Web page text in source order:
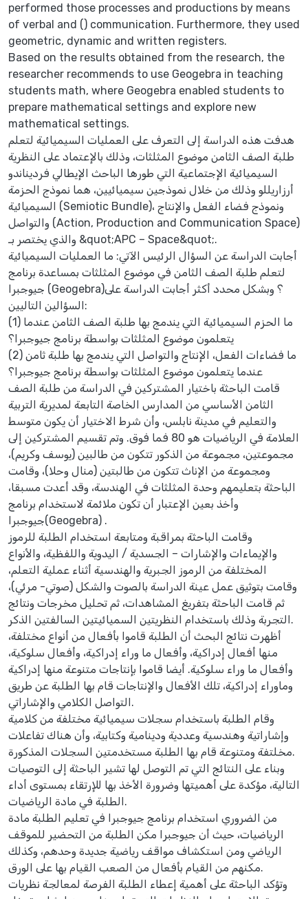
performed those processes and productions by means
of verbal and () communication. Furthermore, they used
geometric, dynamic and written registers.
Based on the results obtained from the research, the
researcher recommends to use Geogebra in teaching
students math, where Geogebra enabled students to
prepare mathematical settings and explore new
mathematical settings.
هدفت هذه الدراسة إلى التعرف على العمليات السيميائية لتعلم
طلبة الصف الثامن موضوع المثلثات، وذلك بالإعتماد على النظرية
السيميائية الإجتماعية التي طورها الباحث الإيطالي فرديناندو
أرزاريللو وذلك من خلال نموذجين سيميائيين، هما نموذج الحزمة
السيميائية (Semiotic Bundle)، ونموذج فضاء الفعل والإنتاج
والتواصل (Action, Production and Communication Space)
والذي يختصر بـ &quot;APC – Space&quot;.
أجابت الدراسة عن السؤال الرئيس الآتي: ما العمليات السيميائية
لتعلم طلبة الصف الثامن في موضوع المثلثات بمساعدة برنامج
جيوجبرا (Geogebra)؟ وبشكل محدد أكثر أجابت الدراسة على
السؤالين التاليين:
(1) ما الحزم السيميائية التي يندمج بها طلبة الصف الثامن عندما
يتعلمون موضوع المثلثات بواسطة برنامج جيوجبرا؟
(2) ما فضاءات الفعل، الإنتاج والتواصل التي يندمج بها طلبة ثامن
عندما يتعلمون موضوع المثلثات بواسطة برنامج جيوجبرا؟
قامت الباحثة باختيار المشتركين في الدراسة من طلبة الصف
الثامن الأساسي من المدارس الخاصة التابعة لمديرية التربية
والتعليم في مدينة نابلس، وأن شرط الاختيار أن يكون متوسط
العلامة في الرياضيات هو 80 فما فوق. وتم تقسيم المشتركين إلى
مجموعتين، مجموعة من الذكور تتكون من طالبين (يوسف وكريم)،
ومجموعة من الإناث تتكون من طالبتين (منال وحلا)، وقامت
الباحثة بتعليمهم وحدة المثلثات في الهندسة، وقد أعدت مسبقا،
وأخذ بعين الإعتبار أن تكون ملائمة لاستخدام برنامج
جيوجبرا(Geogebra) .
وقامت الباحثة بمراقبة ومتابعة استخدام الطلبة للرموز
والإيماءات والإشارات – الجسدية / اليدوية واللفظية، والأنواع
المختلفة من الرموز الجبرية والهندسية أثناء عملية التعلم،
وقامت بتوثيق عمل عينة الدراسة بالصوت والشكل (صوتي- مرئي)،
ثم قامت الباحثة بتفريغ المشاهدات، ثم تحليل مخرجات ونتائج
التجربة وذلك باستخدام النظريتين السميائيتين السالفتين الذكر.
أظهرت نتائج البحث أن الطلبة قاموا بأفعال من أنواع مختلفة،
منها أفعال إدراكية، وأفعال ما وراء إدراكية، وأفعال سلوكية،
وأفعال ما وراء سلوكية. أيضا قاموا بإنتاجات متنوعة منها إدراكية
وماوراء إدراكية، تلك الأفعال والإنتاجات قام بها الطلبة عن طريق
التواصل الكلامي والإشاراتي.
وقام الطلبة باستخدام سجلات سيميائية مختلفة من كلامية
وإشاراتية وهندسية وعددية ودينامية وكتابية، وأن هناك تفاعلات
مخلتفة ومتنوعة قام بها الطلبة مستخدمتين السجلات المذكورة.
وبناء على النتائج التي تم التوصل لها تشير الباحثة إلى التوصيات
التالية، مؤكدة على أهميتها وضرورة الأخذ بها للإرتقاء بمستوى أداء
الطلبة في مادة الرياضيات.
من الضروري استخدام برنامج جيوجبرا في تعليم الطلبة مادة
الرياضيات، حيث أن جيوجبرا مكن الطلبة من التحضير للموقف
الرياضي ومن استكشاف مواقف رياضية جديدة وحدهم، وكذلك
مكنهم من القيام بأفعال من الصعب القيام بها على الورق.
وتؤكد الباحثة على أهمية إعطاء الطلبة الفرصة لمعالجة نظريات